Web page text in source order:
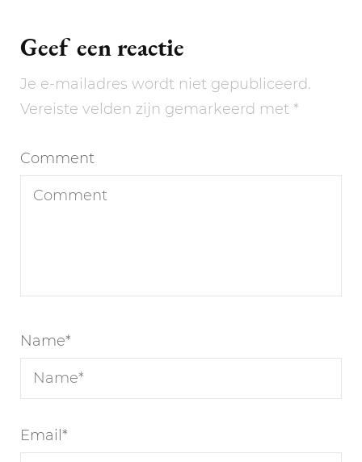
Geef een reactie
Je e-mailadres wordt niet gepubliceerd.
Vereiste velden zijn gemarkeerd met *
Comment
Name*
Email *